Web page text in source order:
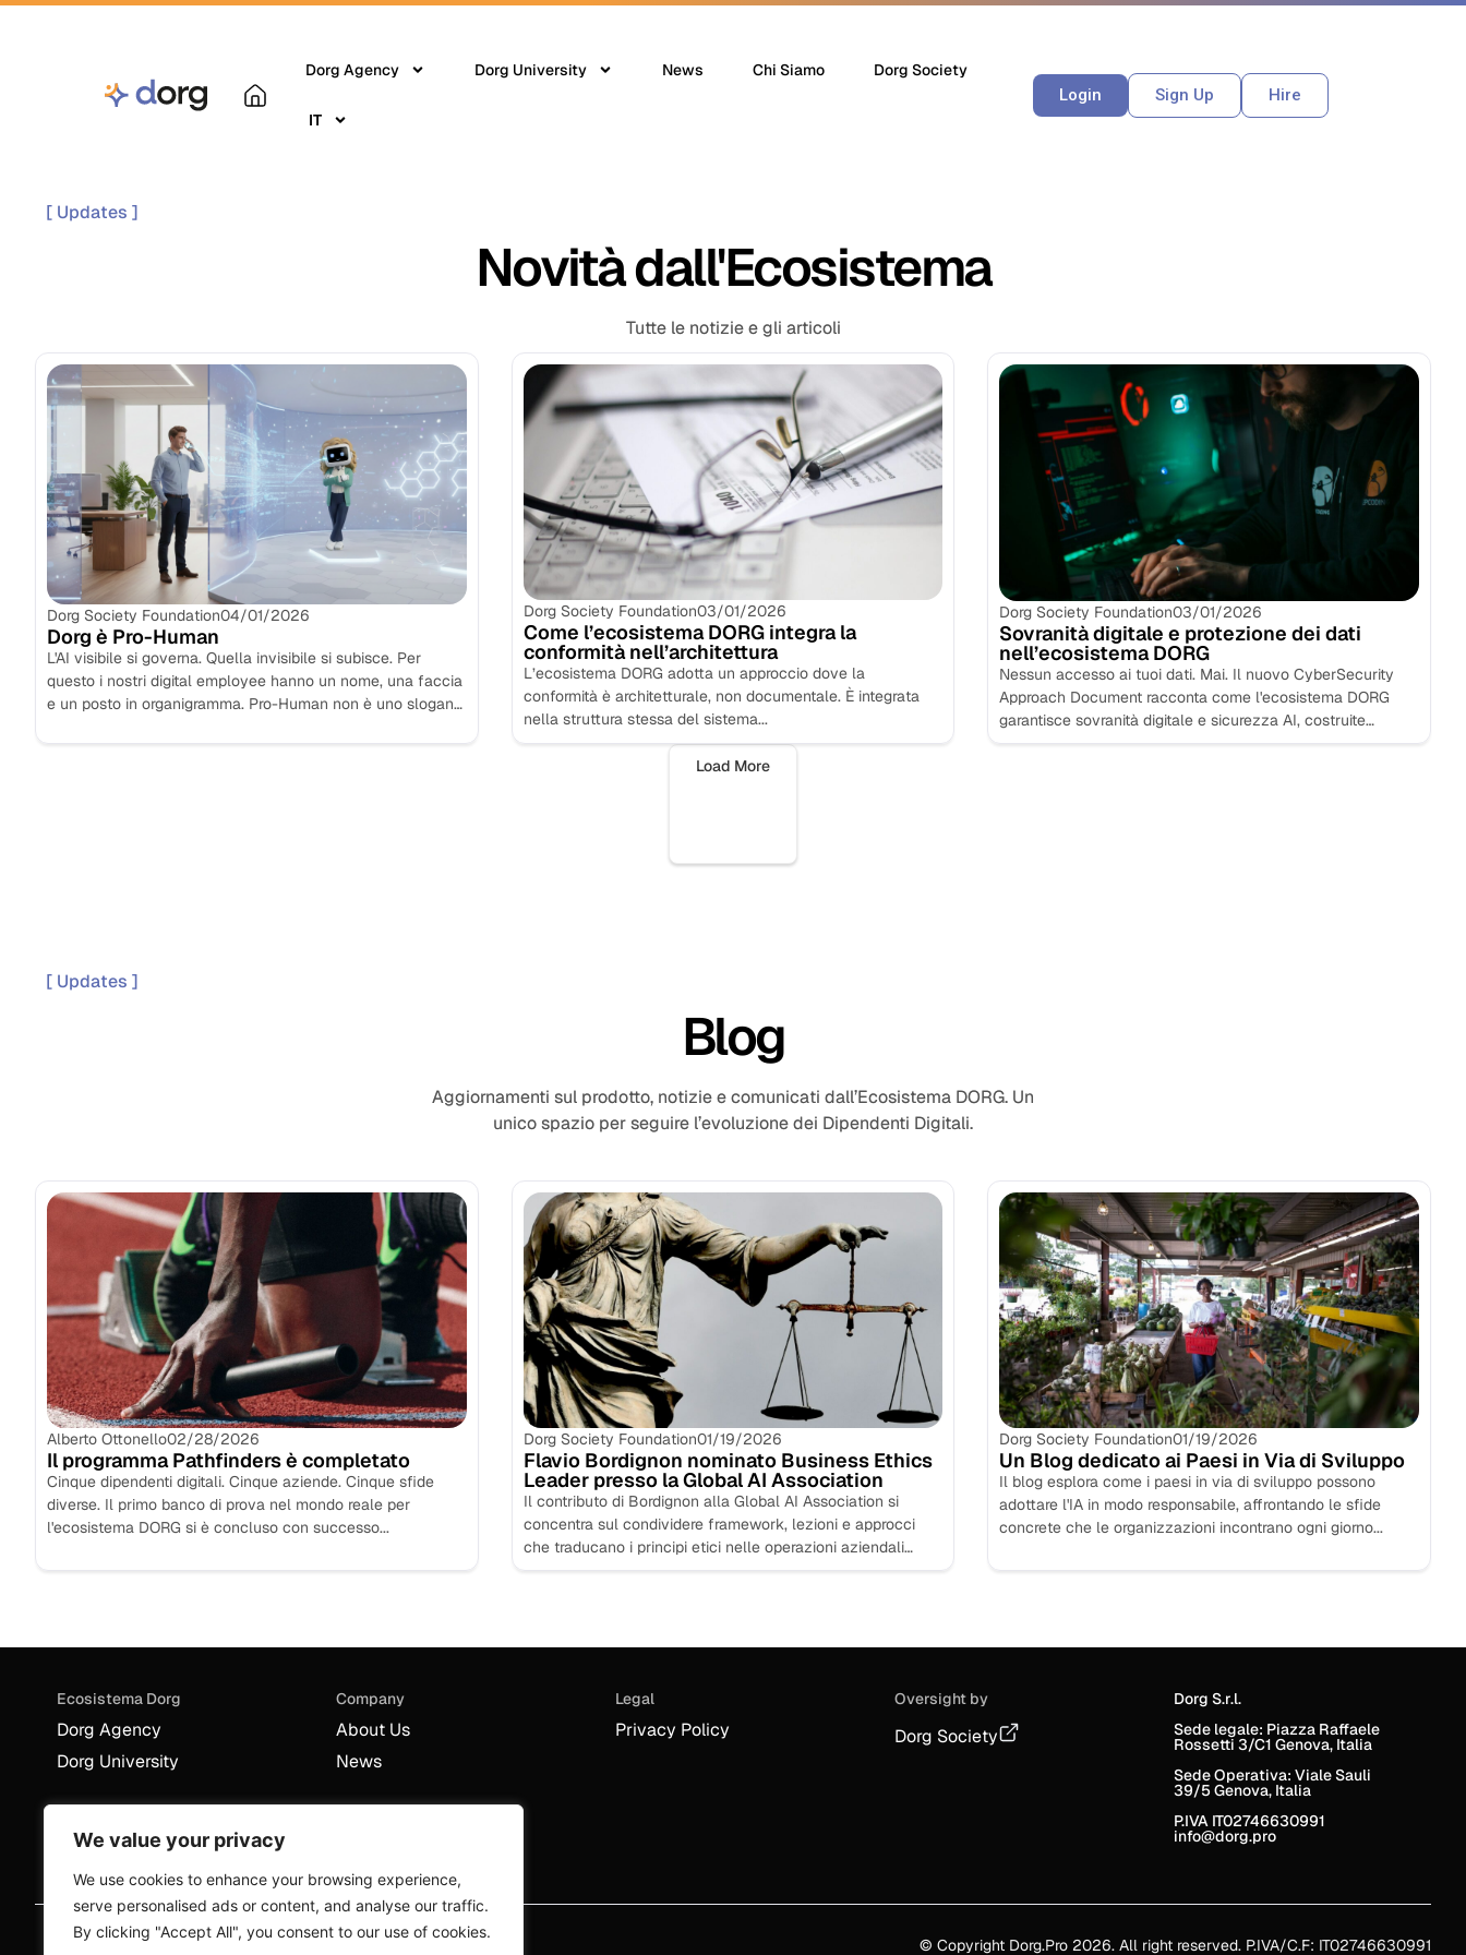
We value your privacy
We use cookies to enhance your browsing experience,
serve personalised ads or content, and analyse our traffic.
By clicking "Accept All", you consent to our use of cookies.
Dorg Agency Dorg University News Chi Siamo Dorg Society
IT
Login Sign Up Hire
[ Updates ]
Novità dall'Ecosistema
Tutte le notizie e gli articoli
Dorg Society Foundation04/01/2026
Dorg è Pro-Human
L'AI visibile si governa. Quella invisibile si subisce. Per
questo i nostri digital employee hanno un nome, una faccia
e un posto in organigramma. Pro-Human non è uno slogan:
Dorg Society Foundation03/01/2026
Come l’ecosistema DORG integra la
conformità nell’architettura
L’ecosistema DORG adotta un approccio dove la
conformità è architetturale, non documentale. È integrata
nella struttura stessa del sistema...
Dorg Society Foundation03/01/2026
Sovranità digitale e protezione dei dati
nell’ecosistema DORG
Nessun accesso ai tuoi dati. Mai. Il nuovo CyberSecurity
Approach Document racconta come l'ecosistema DORG
garantisce sovranità digitale e sicurezza AI, costruite
nell'architettura...
Load More
[ Updates ]
Blog
Aggiornamenti sul prodotto, notizie e comunicati dall’Ecosistema DORG. Un
unico spazio per seguire l’evoluzione dei Dipendenti Digitali.
Alberto Ottonello02/28/2026
Il programma Pathfinders è completato
Cinque dipendenti digitali. Cinque aziende. Cinque sfide
diverse. Il primo banco di prova nel mondo reale per
l'ecosistema DORG si è concluso con successo...
Dorg Society Foundation01/19/2026
Flavio Bordignon nominato Business Ethics
Leader presso la Global AI Association
Il contributo di Bordignon alla Global AI Association si
concentra sul condividere framework, lezioni e approcci
che traducano i principi etici nelle operazioni aziendali
quotidiane...
Dorg Society Foundation01/19/2026
Un Blog dedicato ai Paesi in Via di Sviluppo
Il blog esplora come i paesi in via di sviluppo possono
adottare l'IA in modo responsabile, affrontando le sfide
concrete che le organizzazioni incontrano ogni giorno...
Ecosistema Dorg
Dorg University
Dorg Agency
Company
News
About Us
Legal
Privacy Policy
Oversight by
Dorg Society
Dorg S.r.l.
Sede legale: Piazza Raffaele
Rossetti 3/C1 Genova, Italia
Sede Operativa: Viale Sauli
39/5 Genova, Italia
P.IVA IT02746630991
info@dorg.pro
© Copyright Dorg.Pro 2026. All right reserved. P.IVA/C.F: IT02746630991